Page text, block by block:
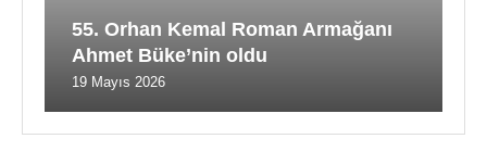
55. Orhan Kemal Roman Armağanı
Ahmet Büke’nin oldu
19 Mayıs 2026